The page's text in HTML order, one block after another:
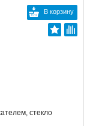
В корзину
стекло